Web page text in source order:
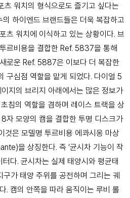
츠 워치의 형식으로도 즐기고 싶다는
하이엔드 브랜드들은 더욱 복잡하고
츠 워치에 이식하고 있는 상황이다. 브
르비용을 결합한 Ref. 5837을 통해
로운 Ref. 5887은 이보다 더 복잡한
구심점 역할을 맡게 되었다. 다이얼 5
지의 브리지 아래에서는 많은 정보가
침의 역할을 겸하며 레이스 트랙을 상
자 모양의 캠을 결합한 투명 디스크가
것은 모델명 투르비용 에콰시옹 마상
을 상징한다. 즉 ‘균시차 기능이 작
다. 균시차는 실제 태양시와 평균태
가 태양 주위를 공전하며 그리는 궤
. 캠의 안쪽을 따라 움직이는 루비 롤